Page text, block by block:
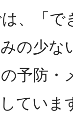
、「で
の少な
予防・
ていま